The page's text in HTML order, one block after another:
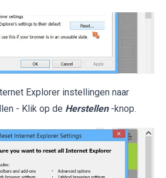
Explorer instellingen naar
- Klik op de Herstellen -knop.